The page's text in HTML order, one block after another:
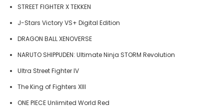
STREET FIGHTER X TEKKEN
J-Stars Victory VS+ Digital Edition
DRAGON BALL XENOVERSE
NARUTO SHIPPUDEN: Ultimate Ninja STORM Revolution
Ultra Street Fighter IV
The King of Fighters XIII
ONE PIECE Unlimited World Red